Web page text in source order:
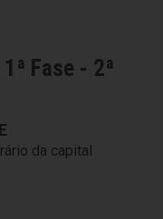
Fase - 2ª
da capital